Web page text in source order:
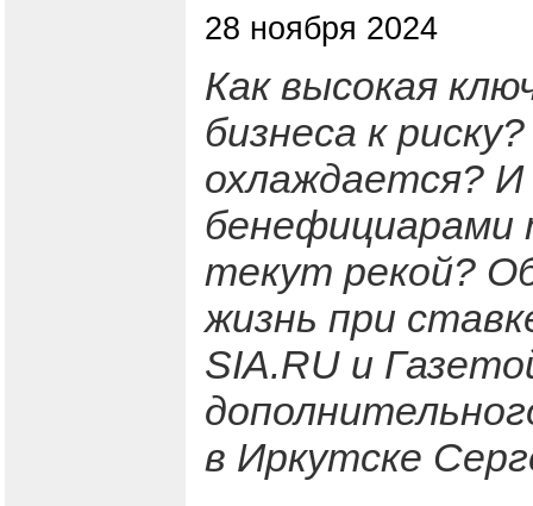
28 ноября 2024
Как высокая
бизнеса к
охлаждается?
бенефициарами
текут рекой?
жизнь при
SIA.RU и
в Иркутске